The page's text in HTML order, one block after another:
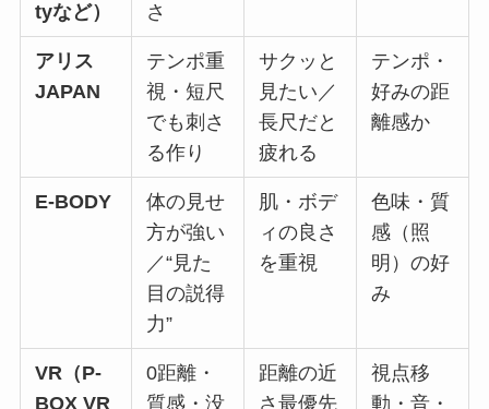
tyなど）
さ
アリス
JAPAN
テンポ重
視・短尺
でも刺さ
る作り
サクッと
見たい／
長尺だと
疲れる
テンポ・
好みの距
離感か
E-BODY
体の見せ
方が強い
／“見た
目の説得
力”
肌・ボデ
ィの良さ
を重視
色味・質
感（照
明）の好
み
VR（P-
BOX VR
0距離・
質感・没
距離の近
さ最優先
視点移
動・音・